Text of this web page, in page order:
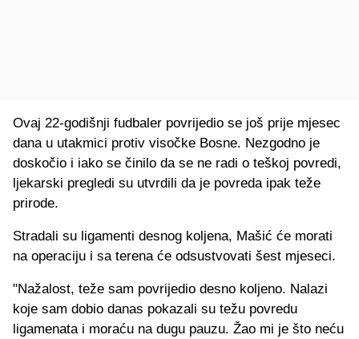
Ovaj 22-godišnji fudbaler povrijedio se još prije mjesec
dana u utakmici protiv visočke Bosne. Nezgodno je
doskočio i iako se činilo da se ne radi o teškoj povredi,
ljekarski pregledi su utvrdili da je povreda ipak teže
prirode.
Stradali su ligamenti desnog koljena, Mašić će morati
na operaciju i sa terena će odsustvovati šest mjeseci.
"Nažalost, teže sam povrijedio desno koljeno. Nalazi
koje sam dobio danas pokazali su težu povredu
ligamenata i moraću na dugu pauzu. Žao mi je što neću